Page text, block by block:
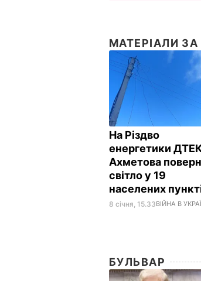
МАТЕРІАЛИ
На Різдво
енергетики
Ахметова
світло у 19
населених
8 січня, 15.33ВІЙНА В
БУЛЬВАР